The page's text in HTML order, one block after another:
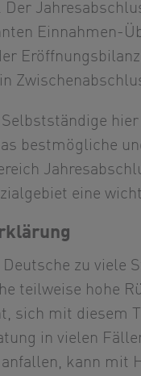
Einnahmen-
bestmögliche
eine
zu viele
teilweise hohe
sich mit diesem
in vielen
kann mit